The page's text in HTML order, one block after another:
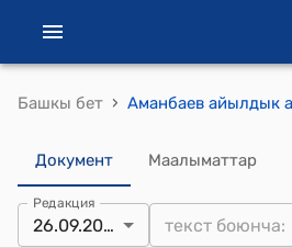
Башкы бет ›
Документ Маалыматтар
Редакция
26.09.2022